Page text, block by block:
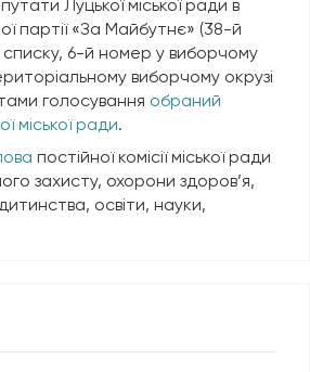
Луцької міської ради в
партії «За Майбутнє» (38-й
6-й номер у виборчому
виборчому окрузі
голосування обраний
міської ради.
постійної комісії міської ради
захисту, охорони здоров’я,
освіти, науки,